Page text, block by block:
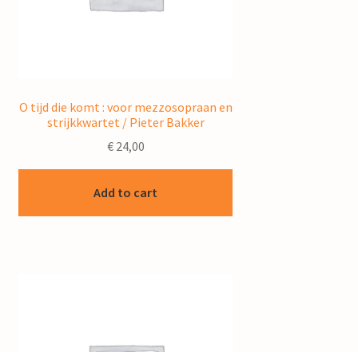
O tijd die komt : voor mezzosopraan en
strijkkwartet / Pieter Bakker
€24,00
Add to cart